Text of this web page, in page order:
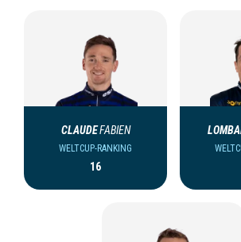
CLAUDEFABIEN
WELTCUP-RANKING
16